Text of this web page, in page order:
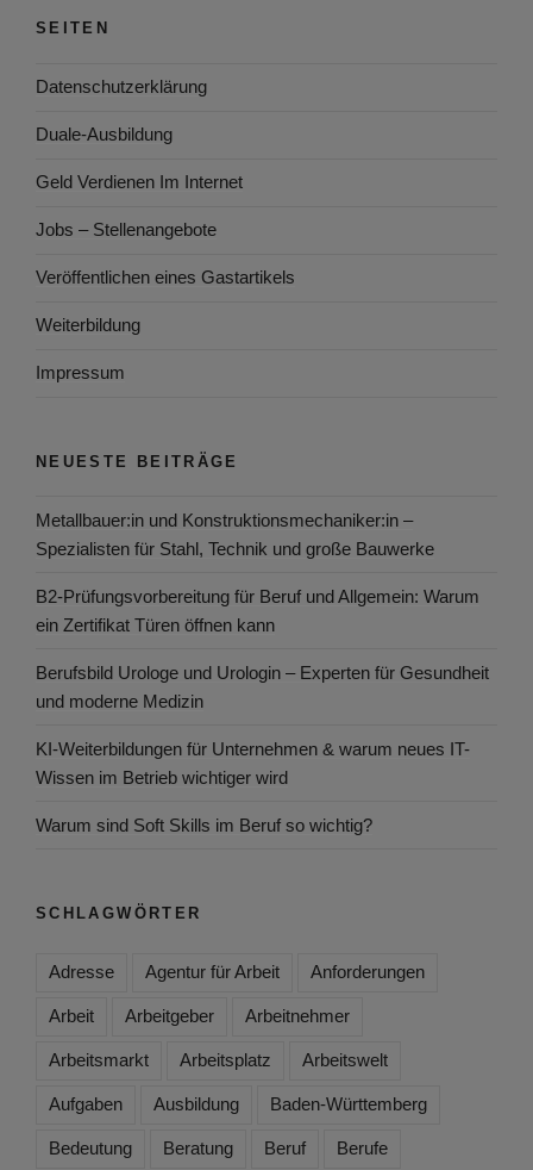
SEITEN
Datenschutzerklärung
Duale-Ausbildung
Geld Verdienen Im Internet
Jobs – Stellenangebote
Veröffentlichen eines Gastartikels
Weiterbildung
Impressum
NEUESTE BEITRÄGE
Metallbauer:in und Konstruktionsmechaniker:in –
Spezialisten für Stahl, Technik und große Bauwerke
B2-Prüfungsvorbereitung für Beruf und Allgemein: Warum
ein Zertifikat Türen öffnen kann
Berufsbild Urologe und Urologin – Experten für Gesundheit
und moderne Medizin
KI-Weiterbildungen für Unternehmen & warum neues IT-
Wissen im Betrieb wichtiger wird
Warum sind Soft Skills im Beruf so wichtig?
SCHLAGWÖRTER
Adresse Agentur für Arbeit Anforderungen
Arbeit Arbeitgeber Arbeitnehmer
Arbeitsmarkt Arbeitsplatz Arbeitswelt
Aufgaben Ausbildung Baden-Württemberg
Bedeutung Beratung Beruf Berufe